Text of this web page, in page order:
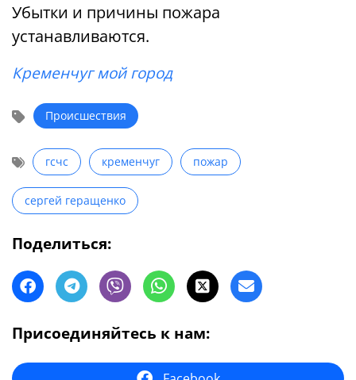
Убытки и причины пожара
устанавливаются.
Кременчуг мой город
Происшествия
гсчс кременчуг пожар
сергей геращенко
Поделиться:
Присоединяйтесь к нам: